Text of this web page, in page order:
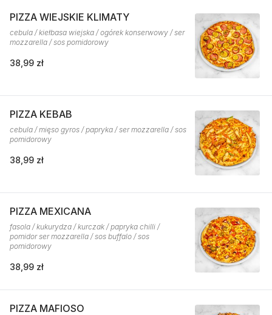
PIZZA WIEJSKIE KLIMATY
cebula / kiełbasa wiejska / ogórek konserwowy / ser
mozzarella / sos pomidorowy
38,99 zł
PIZZA KEBAB
cebula / mięso gyros / papryka / ser mozzarella / sos
pomidorowy
38,99 zł
PIZZA MEXICANA
fasola / kukurydza / kurczak / papryka chilli /
pomidor ser mozzarella / sos buffalo / sos
pomidorowy
38,99 zł
PIZZA MAFIOSO